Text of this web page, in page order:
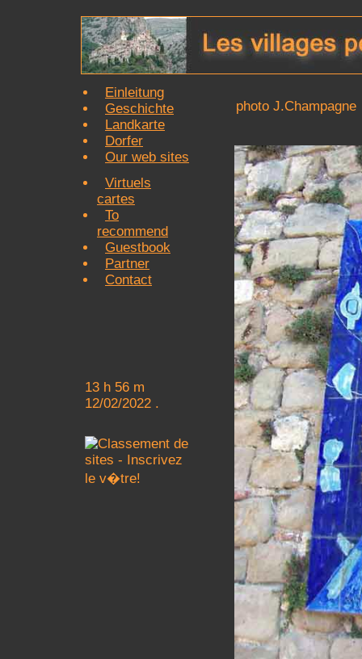
Einleitung
Geschichte
Landkarte
Dorfer
Our web sites
Virtuels
cartes
To
recommend
Guestbook
Partner
Contact
13 h 56 m
12/02/2022 .
photo J.Champagne